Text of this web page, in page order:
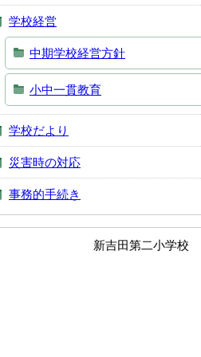
学校経営
中期学校経営方針
小中一貫教育
学校だより
災害時の対応
事務的手続き
新吉田第二小学校